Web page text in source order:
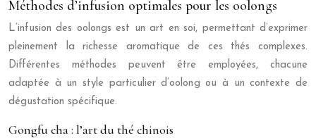
Méthodes d’infusion optimales pour les oolongs
L’infusion des oolongs est un art en soi, permettant d’exprimer
pleinement la richesse aromatique de ces thés complexes.
Différentes méthodes peuvent être employées, chacune
adaptée à un style particulier d’oolong ou à un contexte de
dégustation spécifique.
Gongfu cha : l’art du thé chinois